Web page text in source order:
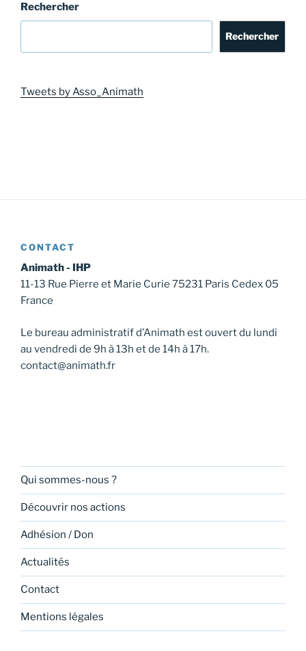
Rechercher
Rechercher
Tweets by Asso_Animath
CONTACT
Animath - IHP
11-13 Rue Pierre et Marie Curie 75231 Paris Cedex 05
France
Le bureau administratif d’Animath est ouvert du lundi
au vendredi de 9h à 13h et de 14h à 17h.
contact@animath.fr
Qui sommes-nous ?
Découvrir nos actions
Adhésion / Don
Actualités
Contact
Mentions légales